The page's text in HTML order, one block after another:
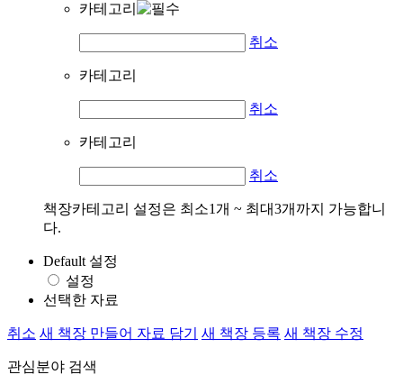
카테고리
취소
카테고리
취소
카테고리
취소
책장카테고리 설정은 최소1개 ~ 최대3개까지 가능합니
다.
Default 설정
설정
선택한 자료
취소 새 책장 만들어 자료 담기 새 책장 등록 새 책장 수정
관심분야 검색